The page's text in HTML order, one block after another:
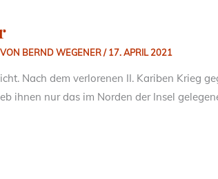
BERND WEGENER/17. APRIL 2021
Nach dem verlorenen II. Kariben Krieg
ihnen nur das im Norden der Insel